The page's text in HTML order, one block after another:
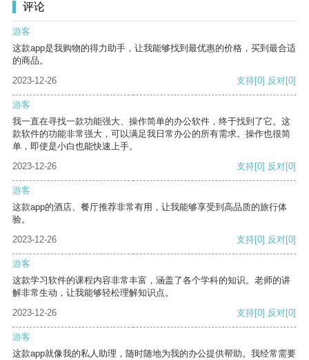
评论
游客
这款app是我购物的得力助手，让我能够找到最优惠的价格，买到最合适
的商品。
2023-12-26
支持[0] 反对[0]
游客
我一直在寻找一款功能强大、操作简单的办公软件，终于找到了它。这
款软件的功能非常强大，可以满足我日常办公的所有需求。操作也很简
单，即使是小白也能快速上手。
2023-12-26
支持[0] 反对[0]
游客
这款app的酒店、餐厅推荐非常有用，让我能够享受到高品质的旅行体
验。
2023-12-26
支持[0] 反对[0]
游客
这款学习软件的课程内容非常丰富，涵盖了各个学科的知识。老师的讲
解非常生动，让我能够轻松理解知识点。
2023-12-26
支持[0] 反对[0]
游客
这款app就像我的私人助理，随时随地为我的办公提供帮助。我经常需要